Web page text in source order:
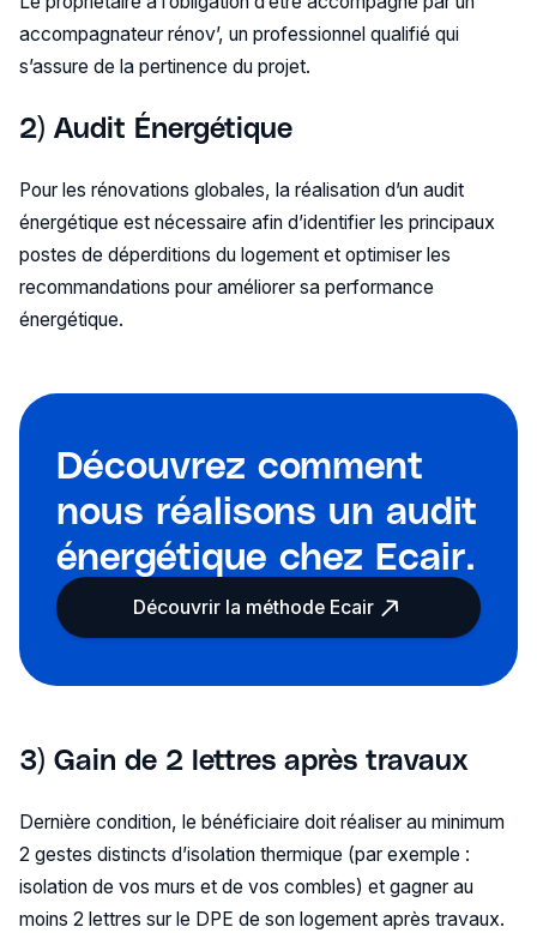
accompagnateur rénov’, un professionnel qualifié qui
s’assure de la pertinence du projet.
2) Audit Énergétique
Pour les rénovations globales, la réalisation d’un audit
énergétique est nécessaire afin d’identifier les principaux
postes de déperditions du logement et optimiser les
recommandations pour améliorer sa performance
énergétique.
Découvrez comment
nous réalisons un audit
énergétique chez Ecair.
Découvrir la méthode Ecair
3) Gain de 2 lettres après travaux
Dernière condition, le bénéficiaire doit réaliser au minimum
2 gestes distincts d’isolation thermique (par exemple :
isolation de vos murs et de vos combles) et gagner au
moins 2 lettres sur le DPE de son logement après travaux.